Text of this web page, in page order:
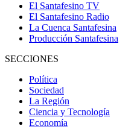
El Santafesino TV
El Santafesino Radio
La Cuenca Santafesina
Producción Santafesina
SECCIONES
Política
Sociedad
La Región
Ciencia y Tecnología
Economía